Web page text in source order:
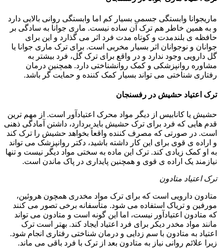
ماریجوانا وابستگی جسمی بسیار کم اما وابستگی روانی بالایی دارد
و به همین خاطر هم ترک آن ساده نیست. ماری جوانا به سادگی بر
حافظه ی بلندمدت و کوتاه مدت فرد اثر می گذارد و این برای
جوانان و نوجوانان اثر بسیار مخربی است. برای ترک ماری جوانا یا
گل دارویی وجود ندارد و در واقع برای ترک گل، فرد بیشتر به
مشاوره روانپزشکی و کمک روانشناختی دارد. همچنین درمان
رفتاری شناختی می تواند بسیار کمک کننده و حمایت گر باشد.
ترک اعتیاد حشیش در رفسنجان
حشیش یا کانابیس از دیگر مواد محرک اعتیادآور است. از مهم ترین
قدم هایی که فرد برای ترک حشیش باید بردارد، داشتن آمادگی ذهنی
است. در صورتی که مصرف کننده واقعاً بخواهد حشیش را ترک کند
و اراده ی قوی برای این کار داشته باشید، دکتر روانپزشک می تواند
به او کمک زیادی کند. ترک این ماده به سختی مواد دیگر نیست و تنها
نیازمند یک اراده ی قوی و همچنین پایداری در پاک ماندن است.
ترک اعتیاد متادون
متادون دارویی است که برای ترک مواد مخدری همچون هروئین،
مورفین و تریاک استفاده می شود. متأسفانه برخی تصور می کنند
که متادون اعتیادآور نیست، اما این گونه است و متادون می تواند
مانند مواد مخدر دیکر برای فرد اعتیاد ایجاد کند. بهتر است ترک
اعتیاد به متادون با سم زدایی و درمان شناختی رفتاری انجام شود.
زیرا علائم روانی نیاز به متادون بعد از ترک با فرد باقی می ماند.